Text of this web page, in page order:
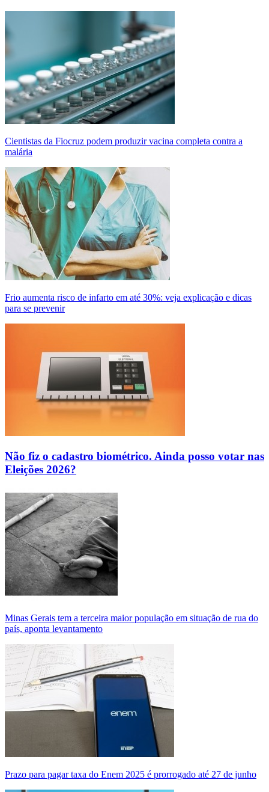
Cientistas da Fiocruz podem produzir vacina completa contra a
malária
Frio aumenta risco de infarto em até 30%: veja explicação e dicas
para se prevenir
Não fiz o cadastro biométrico. Ainda posso votar nas
Eleições 2026?
Minas Gerais tem a terceira maior população em situação de rua do
país, aponta levantamento
Prazo para pagar taxa do Enem 2025 é prorrogado até 27 de junho